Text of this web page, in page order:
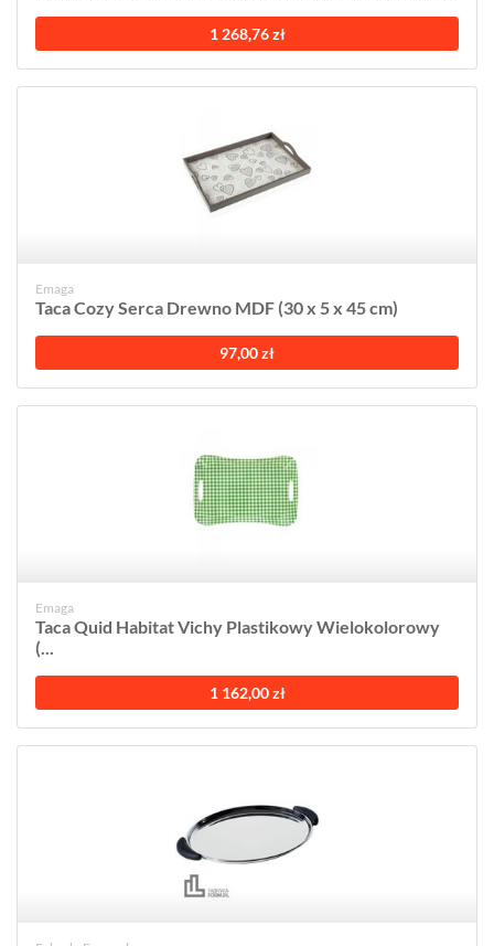
1 268,76 zł
Emaga
Taca Cozy Serca Drewno MDF (30 x 5 x 45 cm)
97,00 zł
Emaga
Taca Quid Habitat Vichy Plastikowy Wielokolorowy
(...
1 162,00 zł